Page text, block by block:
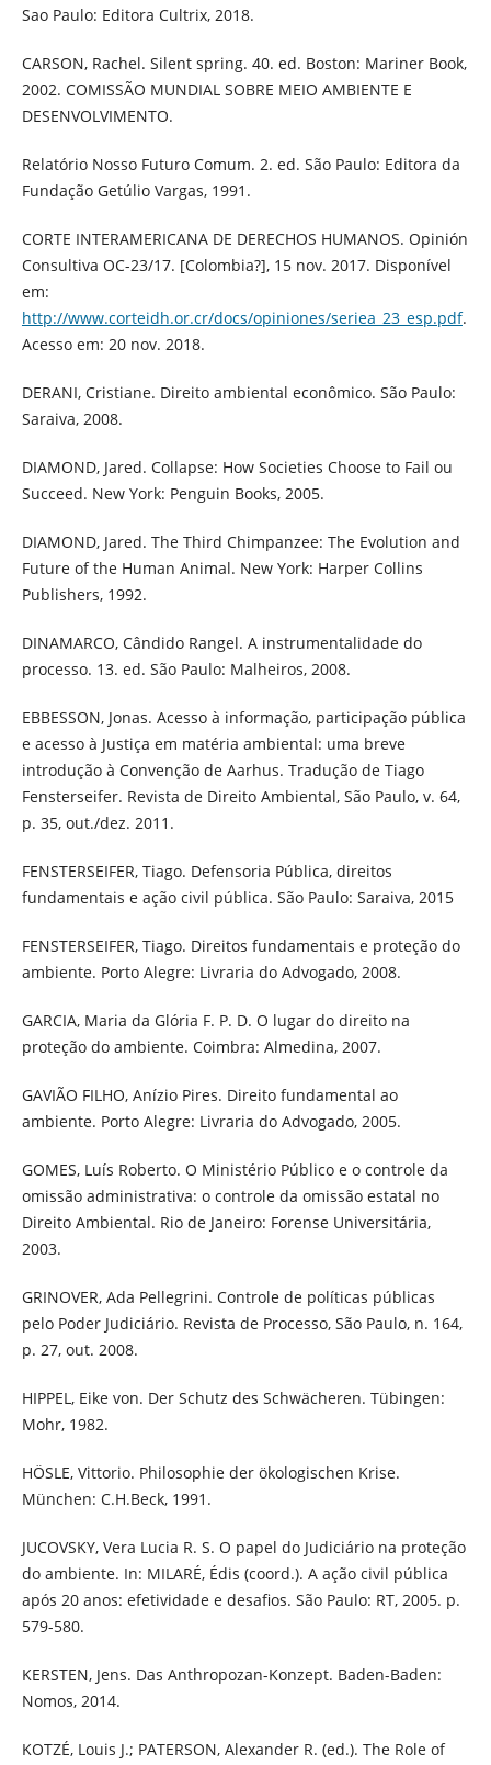
Sao Paulo: Editora Cultrix, 2018.
CARSON, Rachel. Silent spring. 40. ed. Boston: Mariner Book,
2002. COMISSÃO MUNDIAL SOBRE MEIO AMBIENTE E
DESENVOLVIMENTO.
Relatório Nosso Futuro Comum. 2. ed. São Paulo: Editora da
Fundação Getúlio Vargas, 1991.
CORTE INTERAMERICANA DE DERECHOS HUMANOS. Opinión
Consultiva OC-23/17. [Colombia?], 15 nov. 2017. Disponível
em:
http://www.corteidh.or.cr/docs/opiniones/seriea_23_esp.pdf.
Acesso em: 20 nov. 2018.
DERANI, Cristiane. Direito ambiental econômico. São Paulo:
Saraiva, 2008.
DIAMOND, Jared. Collapse: How Societies Choose to Fail ou
Succeed. New York: Penguin Books, 2005.
DIAMOND, Jared. The Third Chimpanzee: The Evolution and
Future of the Human Animal. New York: Harper Collins
Publishers, 1992.
DINAMARCO, Cândido Rangel. A instrumentalidade do
processo. 13. ed. São Paulo: Malheiros, 2008.
EBBESSON, Jonas. Acesso à informação, participação pública
e acesso à Justiça em matéria ambiental: uma breve
introdução à Convenção de Aarhus. Tradução de Tiago
Fensterseifer. Revista de Direito Ambiental, São Paulo, v. 64,
p. 35, out./dez. 2011.
FENSTERSEIFER, Tiago. Defensoria Pública, direitos
fundamentais e ação civil pública. São Paulo: Saraiva, 2015
FENSTERSEIFER, Tiago. Direitos fundamentais e proteção do
ambiente. Porto Alegre: Livraria do Advogado, 2008.
GARCIA, Maria da Glória F. P. D. O lugar do direito na
proteção do ambiente. Coimbra: Almedina, 2007.
GAVIÃO FILHO, Anízio Pires. Direito fundamental ao
ambiente. Porto Alegre: Livraria do Advogado, 2005.
GOMES, Luís Roberto. O Ministério Público e o controle da
omissão administrativa: o controle da omissão estatal no
Direito Ambiental. Rio de Janeiro: Forense Universitária,
2003.
GRINOVER, Ada Pellegrini. Controle de políticas públicas
pelo Poder Judiciário. Revista de Processo, São Paulo, n. 164,
p. 27, out. 2008.
HIPPEL, Eike von. Der Schutz des Schwächeren. Tübingen:
Mohr, 1982.
HÖSLE, Vittorio. Philosophie der ökologischen Krise.
München: C.H.Beck, 1991.
JUCOVSKY, Vera Lucia R. S. O papel do Judiciário na proteção
do ambiente. In: MILARÉ, Édis (coord.). A ação civil pública
após 20 anos: efetividade e desafios. São Paulo: RT, 2005. p.
579-580.
KERSTEN, Jens. Das Anthropozan-Konzept. Baden-Baden:
Nomos, 2014.
KOTZÉ, Louis J.; PATERSON, Alexander R. (ed.). The Role of